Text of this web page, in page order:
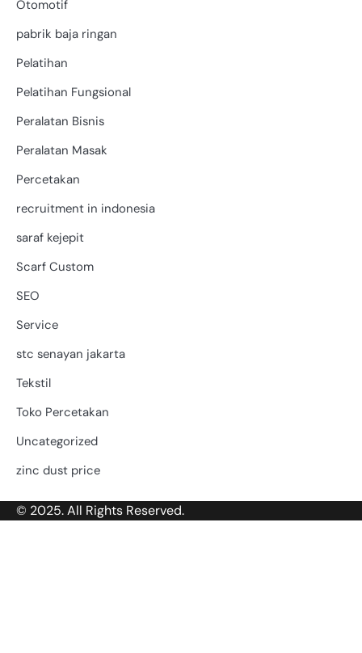
Otomotif
pabrik baja ringan
Pelatihan
Pelatihan Fungsional
Peralatan Bisnis
Peralatan Masak
Percetakan
recruitment in indonesia
saraf kejepit
Scarf Custom
SEO
Service
stc senayan jakarta
Tekstil
Toko Percetakan
Uncategorized
zinc dust price
© 2025. All Rights Reserved.